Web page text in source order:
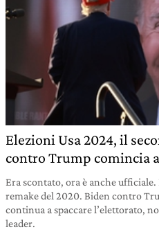
Elezioni Usa 2024, il
contro Trump comincia
Era scontato, ora è anche ufficiale.
remake del 2020. Biden contro
continua a spaccare l’elettorato,
leader.